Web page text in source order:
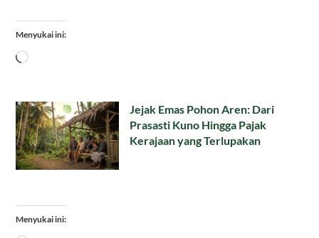
Menyukai ini:
Memuat...
Jejak Emas Pohon Aren: Dari
Prasasti Kuno Hingga Pajak
Kerajaan yang Terlupakan
Menyukai ini: